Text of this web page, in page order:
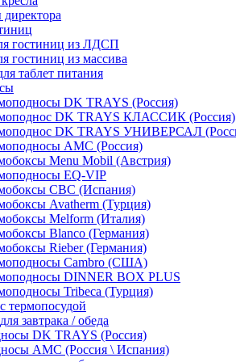
гостиниц из ЛДСП
гостиниц из массива
таблет питания
DK TRAYS (Россия)
DK TRAYS КЛАССИК (Россия)
DK TRAYS УНИВЕРСАЛ
AMC (Россия)
Menu Mobil (Австрия)
EQ-VIP
CBC (Испания)
Avatherm (Турция)
Melform (Италия)
Blanco (Германия)
Rieber (Германия)
Cambro (США)
DINNER BOX PLUS
Tribeca (Турция)
термопосудой
завтрака / обеда
DK TRAYS (Россия)
AMC (Россия \ Испания)